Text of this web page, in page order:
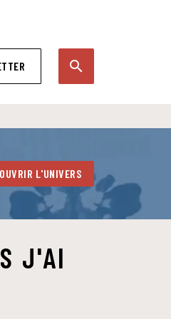
search
search
L'UNIVERS
J'AI